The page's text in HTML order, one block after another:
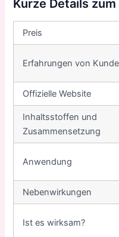
Kurze Details
Preis
Erfahrungen von
Offizielle Website
Inhaltsstoffen und
Zusammensetzung
Anwendung
Nebenwirkungen
Ist es wirksam?